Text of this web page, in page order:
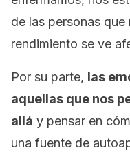
de las personas
rendimiento se ve
Por su parte, las
aquellas que nos
allá y pensar en
una fuente de